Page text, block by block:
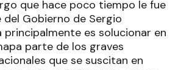
que hace poco tiempo le fue
Gobierno de Sergio
principalmente es solucionar en
parte de los graves
que se suscitan en